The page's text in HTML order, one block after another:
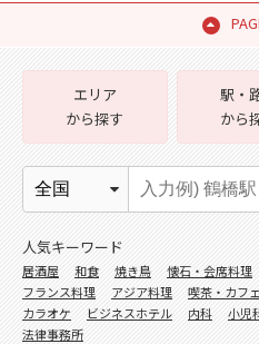
エリア
から探す
駅・
から
人気キーワード
居酒屋 和食 焼き鳥 懐石・会席料理
フランス料理
アジア料理 喫茶・カフェ
カラオケ
ビジネスホテル 内科 小児
法律事務所